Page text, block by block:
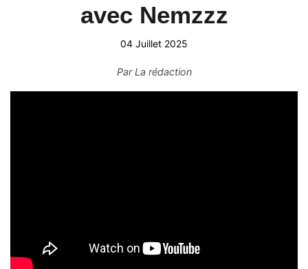
avec Nemzzz
04 Juillet 2025
ParLa rédaction